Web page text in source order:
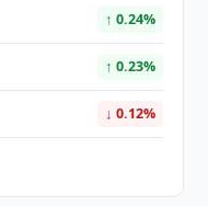
↑ 0.24%
↑ 0.23%
↓ 0.12%